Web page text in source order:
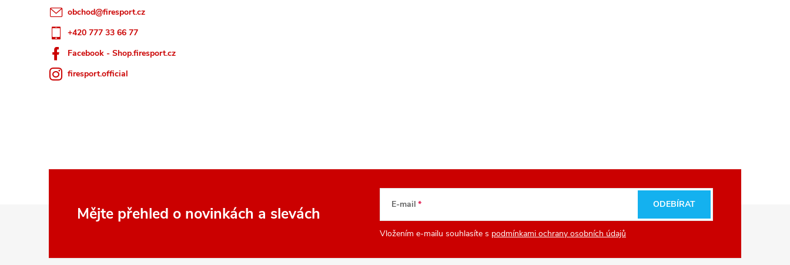
obchod@firesport.cz
+420 777 33 66 77
Facebook - Shop.firesport.cz
firesport.official
Mějte přehled o novinkách a slevách E-mail
Vložením e-mailu souhlasíte s podmínkami ochrany osobních údajů
ODEBÍRAT